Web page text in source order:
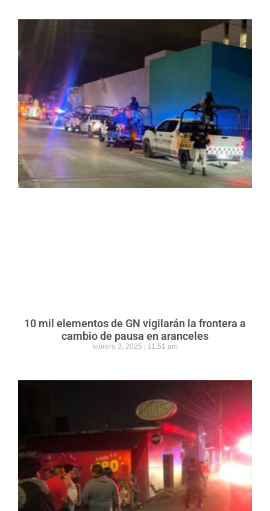
10 mil elementos de GN vigilarán la frontera a
cambio de pausa en aranceles
febrero 3, 2025 11:51 am